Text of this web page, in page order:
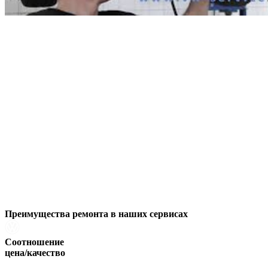
Преимущества ремонта в наших сервисах
Соотношение
цена/качество